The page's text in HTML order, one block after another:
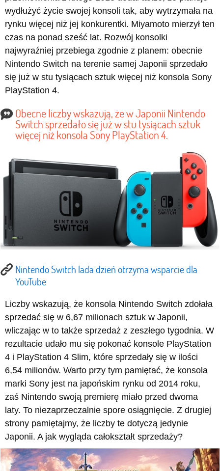
wydłużyć życie swojej konsoli tak, aby wytrzymała na
rynku więcej niż jej konkurentki. Miyamoto mierzył ten
czas na ponad sześć lat. Rozwój konsolki
najwyraźniej przebiega zgodnie z planem: obecnie
Nintendo Switch na terenie samej Japonii sprzedało
się już w stu tysiącach sztuk więcej niż konsola Sony
PlayStation 4.
Obecne liczby wskazują, że w Japonii Nintendo
Switch sprzedało się już w stu tysiącach sztuk
więcej niż konsola Sony PlayStation 4.
Nintendo Switch lada dzień otrzyma wsparcie dla
YouTube
Liczby wskazują, że konsola Nintendo Switch zdołała
sprzedać się w 6,67 milionach sztuk w Japonii,
wliczając w to także sprzedaż z zeszłego tygodnia. W
rezultacie udało mu się pokonać konsole PlayStation
4 i PlayStation 4 Slim, które sprzedały się w ilości
6,54 milionów. Warto przy tym pamiętać, że konsola
marki Sony jest na japońskim rynku od 2014 roku,
zaś Nintendo swoją premierę miało przed dwoma
laty. To niezaprzeczalnie spore osiągnięcie. Z drugiej
strony pamiętajmy, że liczby te dotyczą jedynie
Japonii. A jak wygląda całokształt sprzedaży?